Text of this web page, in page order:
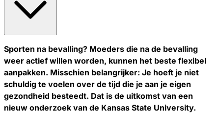
Sporten na bevalling? Moeders die na de bevalling
weer actief willen worden, kunnen het beste flexibel
aanpakken. Misschien belangrijker: Je hoeft je niet
schuldig te voelen over de tijd die je aan je eigen
gezondheid besteedt. Dat is de uitkomst van een
nieuw onderzoek van de Kansas State University.